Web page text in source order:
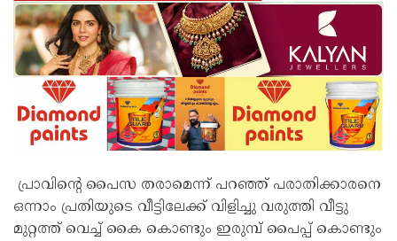
പ്രാവിൻ്റെ പൈസ തരാമെന്ന് പറഞ്ഞ് പരാതിക്കാരനെ
ഒന്നാം പ്രതിയുടെ വീട്ടിലേക്ക് വിളിച്ചു വരുത്തി വീട്ടു
മുറ്റത്ത് വെച്ച് കൈ കൊണ്ടും ഇരുമ്പ് പൈപ്പ് കൊണ്ടും